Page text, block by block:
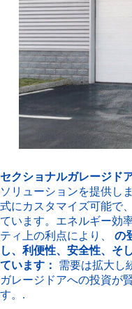
セクショナルガレージド
ソリューションを提供し
式にカスタマイズ可能で
ています。エネルギー効
ティ上の利点により、 の
し、利便性、安全性、そ
ています：
需要は拡大し
ガレージドアへの投資が
す。.